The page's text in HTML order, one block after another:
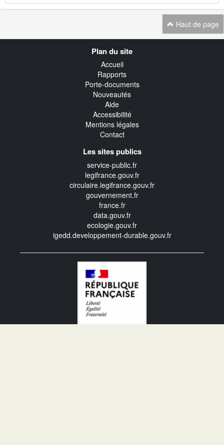
Haut de page
Plan du site
Accueil
Rapports
Porte-documents
Nouveautés
Aide
Accessibilité
Mentions légales
Contact
Les sites publics
service-public.fr
legifrance.gouv.fr
circulaire.legifrance.gouv.fr
gouvernement.fr
france.fr
data.gouv.fr
ecologie.gouv.fr
igedd.developpement-durable.gouv.fr